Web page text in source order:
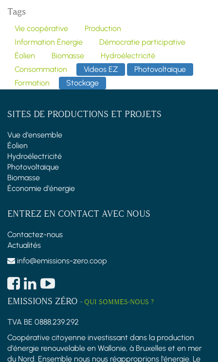
Tags
Vie coopérative
Production
Information Énergie
Démocratie participative
Éolien
Biomasse
Hydroélectricité
Consommation
Videos EZ
Photovoltaïque
Formation
Stockage
SITES DE PRODUCTIONS ET PROJETS
Vue d'ensemble
Éolien
Hydroélectricité
Photovoltaïque
Biomasse
Économie d'énergie
ENTREZ EN CONTACT AVEC NOUS
Contactez-nous
Actualités
info@emissions-zero.coop
EMISSIONS ZÉRO - QUI SOMMES-NOUS ?
TVA BE 0888.239.292
Coopérative citoyenne investissant dans la production
d'énergie renouvelable en Wallonie, à Bruxelles et en mer
du Nord. Ensemble nous nous réapproprions l'énergie. Le